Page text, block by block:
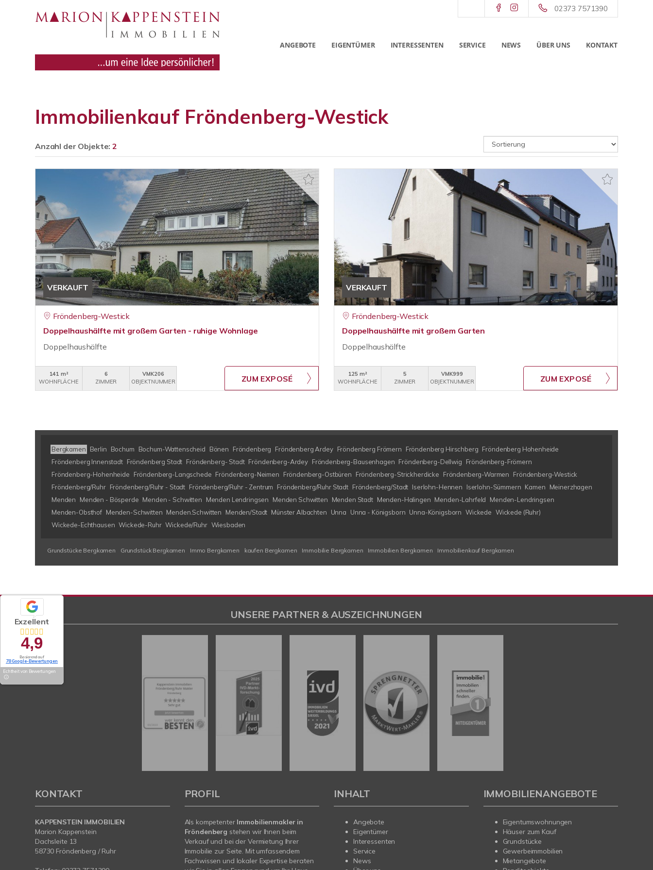
02373 7571390
ANGEBOTE EIGENTÜMER INTERESSENTEN SERVICE NEWS ÜBER UNS KONTAKT
Immobilienkauf Fröndenberg-Westick
Anzahl der Objekte:2
VERKAUFT
Fröndenberg-Westick
Doppelhaushälfte mit großem Garten - ruhige Wohnlage
Doppelhaushälfte
141 m²
WOHNFLÄCHE
6
ZIMMER
VMK206
OBJEKTNUMMER
ZUM EXPOSÉ
VERKAUFT
Fröndenberg-Westick
Doppelhaushälfte mit großem Garten
Doppelhaushälfte
125 m²
WOHNFLÄCHE
5
ZIMMER
VMK999
OBJEKTNUMMER
ZUM EXPOSÉ
Bergkamen Berlin Bochum Bochum-Wattenscheid Bönen Fröndenberg Fröndenberg Ardey Fröndenberg Frömern Fröndenberg Hirschberg Fröndenberg Hohenheide
Fröndenberg Innenstadt Fröndenberg Stadt Fröndenberg- Stadt Fröndenberg-Ardey Fröndenberg-Bausenhagen Fröndenberg-Dellwig
Fröndenberg-Frömern
Fröndenberg-Hohenheide
Fröndenberg-Langschede Fröndenberg-Neimen Fröndenberg-Ostbüren Fröndenberg-Strickherdicke Fröndenberg-Warmen
Fröndenberg-Westick
Fröndenberg/Ruhr Fröndenberg/Ruhr - Stadt Fröndenberg/Ruhr - Zentrum Fröndenberg/Ruhr Stadt Fröndenberg/Stadt Iserlohn-Hennen Iserlohn-Sümmern Kamen
Meinerzhagen
Menden
Menden - Bösperde Menden - Schwitten Menden Lendringsen Menden Schwitten Menden Stadt Menden-Halingen Menden-Lahrfeld
Menden-Lendringsen
Menden-Obsthof Menden-Schwitten Menden.Schwitten Menden/Stadt Münster Albachten Unna Unna - Königsborn Unna-Königsborn Wickede Wickede (Ruhr)
Wickede-Echthausen Wickede-Ruhr Wickede/Ruhr Wiesbaden
Grundstücke Bergkamen Grundstück Bergkamen Immo Bergkamen kaufen Bergkamen Immobilie Bergkamen Immobilien Bergkamen Immobilienkauf Bergkamen
Exzellent
4,9
Basierend auf
78 Google-Bewertungen
Echtheit von Bewertungen
UNSERE PARTNER & AUSZEICHNUNGEN
KONTAKT
KAPPENSTEIN IMMOBILIEN
Marion Kappenstein
Dachsleite 13
58730 Fröndenberg / Ruhr
PROFIL
Als kompetenter Immobilienmakler in
Fröndenberg stehen wir Ihnen beim
Verkauf und bei der Vermietung Ihrer
Immobilie zur Seite. Mit umfassendem
Fachwissen und lokaler Expertise beraten
INHALT
Angebote
Eigentümer
Interessenten
Service
News
IMMOBILIENANGEBOTE
Eigentumswohnungen
Häuser zum Kauf
Grundstücke
Gewerbeimmobilien
Mietangebote